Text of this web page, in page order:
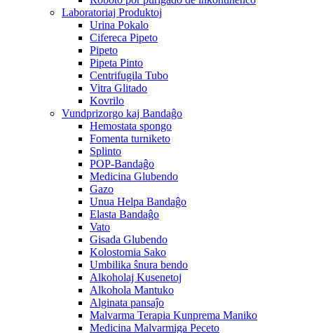
Laboratoriaj Produktoj
Urina Pokalo
Cifereca Pipeto
Pipeto
Pipeta Pinto
Centrifugila Tubo
Vitra Glitado
Kovrilo
Vundprizorgo kaj Bandaĝo
Hemostata spongo
Fomenta turniketo
Splinto
POP-Bandaĝo
Medicina Glubendo
Gazo
Unua Helpa Bandaĝo
Elasta Bandaĝo
Vato
Gisada Glubendo
Kolostomia Sako
Umbilika ŝnura bendo
Alkoholaj Kusenetoj
Alkohola Mantuko
Alginata pansaĵo
Malvarma Terapia Kunprema Maniko
Medicina Malvarmiga Peceto